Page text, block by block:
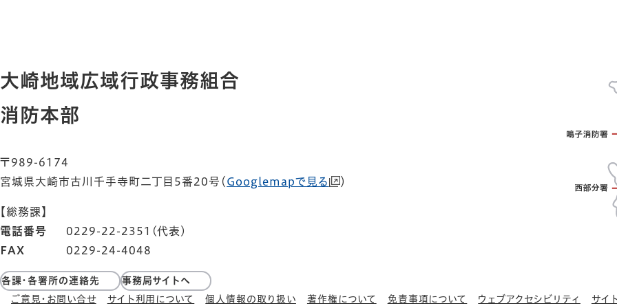
大崎地域広域行政事務組合
消防本部
〒989-6174
宮城県大崎市古川千手寺町二丁目5番20号 （ Googlemapで見る ）
【総務課】
電話番号
0229-22-2351(代表)
FAX
0229-24-4048
各課・各署所の連絡先
事務局サイトへ
ご意見・お問い合せ
サイト利用について 個人情報の取り扱い 著作権について 免責事項について ウェブアクセシビリティ サイ